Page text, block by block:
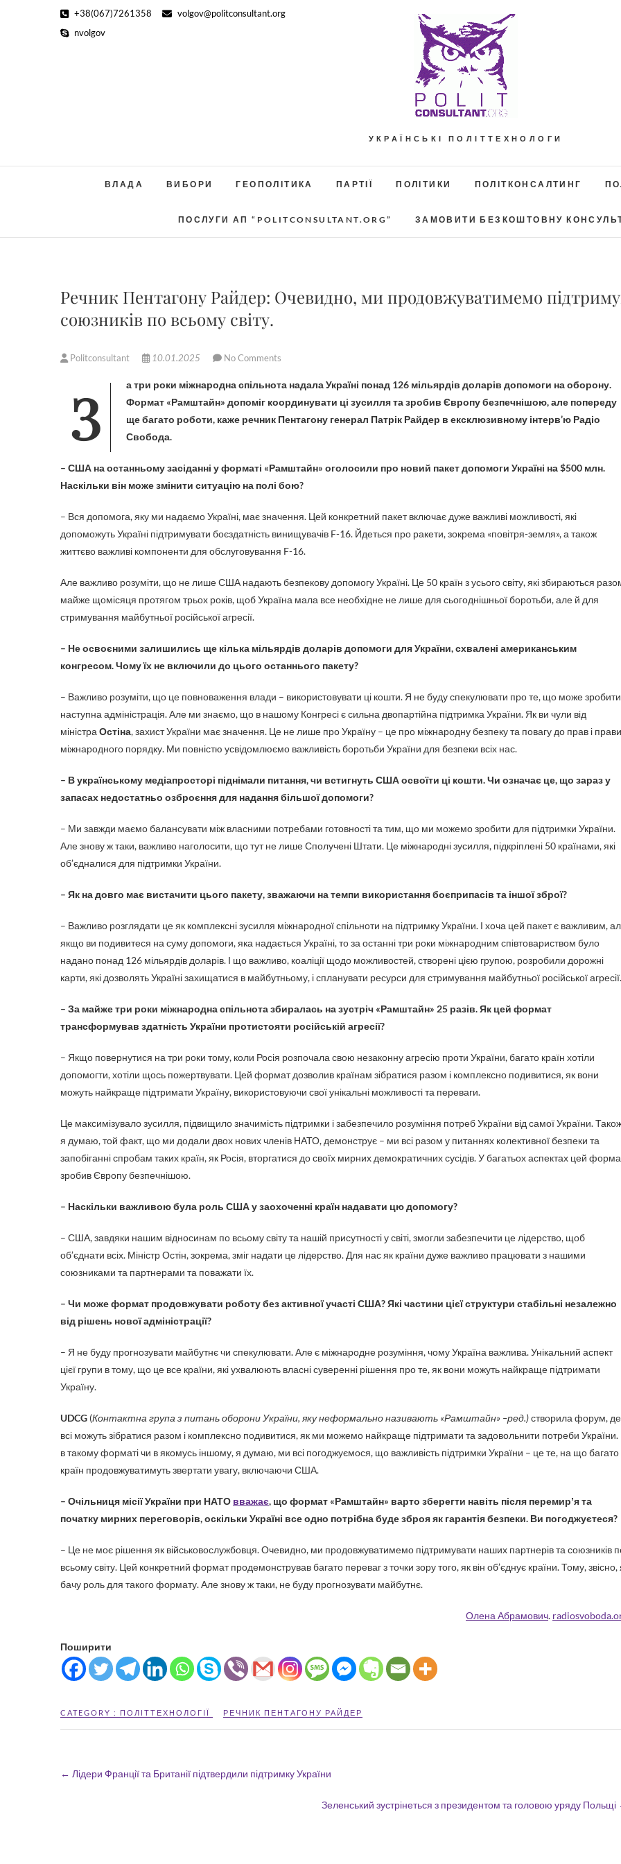
+38(067)7261358
volgov@politconsultant.org
nvolgov
УКРАЇНСЬКІ ПОЛІТТЕХНОЛОГИ
ВЛАДА ВИБОРИ ГЕОПОЛІТИКА ПАРТІЇ ПОЛІТИКИ ПОЛІТКОНСАЛТИНГ
ПОСЛУГИ АП “POLITCONSULTANT.ORG” ЗАМОВИТИ БЕЗКОШТОВНУ
Речник Пентагону Райдер: Очевидно, ми продовжуватимемо
союзників по всьому світу.
Politconsultant 10.01.2025 No Comments
За три роки міжнародна спільнота надала Україні понад 126 мільярдів доларів допомоги на оборону.
Формат «Рамштайн» допоміг координувати ці зусилля та зробив Європу безпечнішою, але попереду
ще багато роботи, каже речник Пентагону генерал Патрік Райдер в ексклюзивному інтерв’ю Радіо
Свобода.
– США на останньому засіданні у форматі «Рамштайн» оголосили про новий пакет допомоги Україні на $500 млн.
Наскільки він може змінити ситуацію на полі бою?
– Вся допомога, яку ми надаємо Україні, має значення. Цей конкретний пакет включає дуже важливі можливості, які
допоможуть Україні підтримувати боєздатність винищувачів F-16. Йдеться про ракети, зокрема «повітря-земля», а також
життєво важливі компоненти для обслуговування F-16.
Але важливо розуміти, що не лише США надають безпекову допомогу Україні. Це 50 країн з усього світу, які збираються
майже щомісяця протягом трьох років, щоб Україна мала все необхідне не лише для сьогоднішньої боротьби, але й для
стримування майбутньої російської агресії.
– Не освоєними залишились ще кілька мільярдів доларів допомоги для України, схвалені американським
конгресом. Чому їх не включили до цього останнього пакету?
– Важливо розуміти, що це повноваження влади – використовувати ці кошти. Я не буду спекулювати про те, що може зробити
наступна адміністрація. Але ми знаємо, що в нашому Конгресі є сильна двопартійна підтримка України. Як ви чули від
міністра Остіна, захист України має значення. Це не лише про Україну – це про міжнародну безпеку та повагу до прав і
міжнародного порядку. Ми повністю усвідомлюємо важливість боротьби України для безпеки всіх нас.
– В українському медіапросторі піднімали питання, чи встигнуть США освоїти ці кошти. Чи означає це, що зараз у
запасах недостатньо озброєння для надання більшої допомоги?
– Ми завжди маємо балансувати між власними потребами готовності та тим, що ми можемо зробити для підтримки України.
Але знову ж таки, важливо наголосити, що тут не лише Сполучені Штати. Це міжнародні зусилля, підкріплені 50 країнами, які
об’єдналися для підтримки України.
– Як на довго має вистачити цього пакету, зважаючи на темпи використання боєприпасів та іншої зброї?
– Важливо розглядати це як комплексні зусилля міжнародної спільноти на підтримку України. І хоча цей пакет є важливим,
якщо ви подивитеся на суму допомоги, яка надається Україні, то за останні три роки міжнародним співтовариством було
надано понад 126 мільярдів доларів. І що важливо, коаліції щодо можливостей, створені цією групою, розробили дорожні
карти, які дозволять Україні захищатися в майбутньому, і спланувати ресурси для стримування майбутньої російської агресії.
– За майже три роки міжнародна спільнота збиралась на зустріч «Рамштайн» 25 разів. Як цей формат
трансформував здатність України протистояти російській агресії?
– Якщо повернутися на три роки тому, коли Росія розпочала свою незаконну агресію проти України, багато країн хотіли
допомогти, хотіли щось пожертвувати. Цей формат дозволив країнам зібратися разом і комплексно подивитися, як вони
можуть найкраще підтримати Україну, використовуючи свої унікальні можливості та переваги.
Це максимізувало зусилля, підвищило значимість підтримки і забезпечило розуміння потреб України від самої України.
я думаю, той факт, що ми додали двох нових членів НАТО, демонструє – ми всі разом у питаннях колективної безпеки та
запобіганні спробам таких країн, як Росія, вторгатися до своїх мирних демократичних сусідів. У багатьох аспектах цей
зробив Європу безпечнішою.
– Наскільки важливою була роль США у заохоченні країн надавати цю допомогу?
– США, завдяки нашим відносинам по всьому світу та нашій присутності у світі, змогли забезпечити це лідерство, щоб
об’єднати всіх. Міністр Остін, зокрема, зміг надати це лідерство. Для нас як країни дуже важливо працювати з нашими
союзниками та партнерами та поважати їх.
– Чи може формат продовжувати роботу без активної участі США? Які частини цієї структури стабільні незалежно
від рішень нової адміністрації?
– Я не буду прогнозувати майбутнє чи спекулювати. Але є міжнародне розуміння, чому Україна важлива. Унікальний аспект
цієї групи в тому, що це все країни, які ухвалюють власні суверенні рішення про те, як вони можуть найкраще підтримати
Україну.
UDCG (Контактна група з питань оборони України, яку неформально називають «Рамштайн» –ред.)створила форум, де
всі можуть зібратися разом і комплексно подивитися, як ми можемо найкраще підтримати та задовольнити потреби України.
в такому форматі чи в якомусь іншому, я думаю, ми всі погоджуємося, що важливість підтримки України – це те, на що багато
країн продовжуватимуть звертати увагу, включаючи США.
– Очільниця місії України при НАТО вважає, що формат «Рамштайн» варто зберегти навіть після перемирʼя та
початку мирних переговорів, оскільки Україні все одно потрібна буде зброя як гарантія безпеки. Ви погоджуєтеся?
– Це не моє рішення як військовослужбовця. Очевидно, ми продовжуватимемо підтримувати наших партнерів та союзників
всьому світу. Цей конкретний формат продемонстрував багато переваг з точки зору того, як він об’єднує країни. Тому, звісно,
бачу роль для такого формату. Але знову ж таки, не буду прогнозувати майбутнє.
Олена Абрамович.
Поширити
CATEGORY : ПОЛІТТЕХНОЛОГІЇ РЕЧНИК ПЕНТАГОНУ РАЙДЕР
← Лідери Франції та Британії підтвердили підтримку України
Зеленський зустрінеться з президентом та головою уряду Польщі